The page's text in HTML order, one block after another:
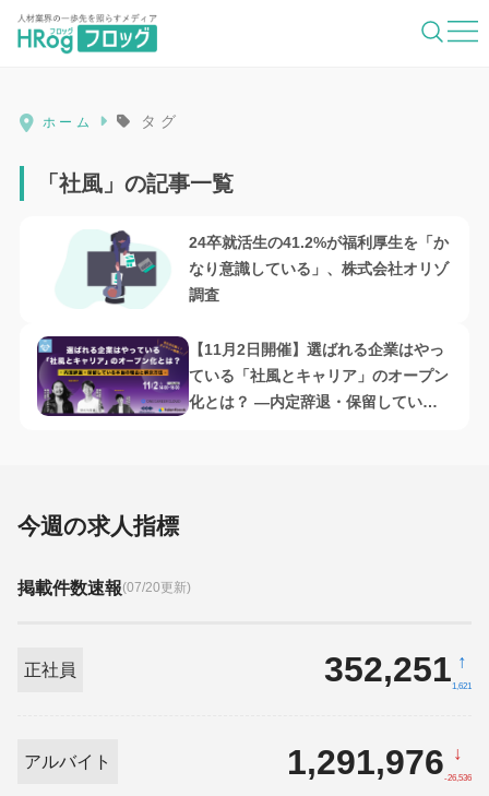
HRog | 人材業界の一歩先を照らすメディ
ホーム タグ
「社風」の記事一覧
24卒就活生の41.2%が福利厚生を「か
なり意識している」、株式会社オリゾ
調査
【11月2日開催】選ばれる企業はやっ
ている「社風とキャリア」のオープン
化とは？ ―内定辞退・保留している
今週の求人指標
掲載件数速報(07/20更新)
正社員 352,251 ↑
1,621
アルバイト 1,291,976 ↓
-26,536